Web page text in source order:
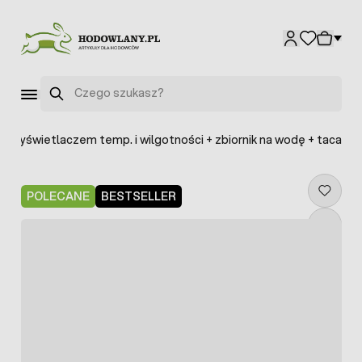
Szukaj
wyświetlaczem temp. i wilgotności + zbiornik na wodę + taca
POLECANE BESTSELLER